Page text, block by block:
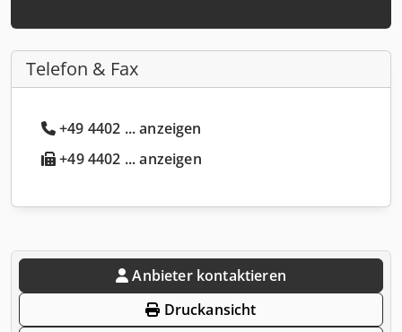
Telefon & Fax
+49 4402 ... anzeigen
+49 4402 ... anzeigen
Anbieter kontaktieren
Druckansicht